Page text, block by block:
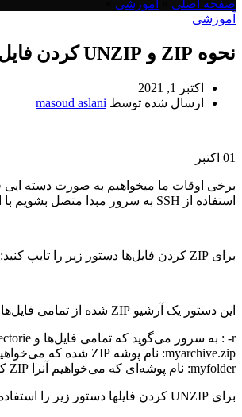
صفحه اصلی آموزشی
آموزشی
نحوه ZIP و UNZIP کردن فایل‌ها درلینوکس
اکتبر 1, 2021
ارسال شده توسط masoud aslani
01 اکتبر
برخی اوقات ما میخواهیم به صورت دسته ایی
استفاده از SSH به سرور مبدا متصل بشویم با استفاده از نرم افزار پوتی ” Putty ” و سپس دستورات زیر را در ترمینال زده :
برای ZIP کردن فایل‌ها دستور زیر را تایپ کنید:
این دستور یک آرشیو ZIP شده از تمامی فایل‌ها و sub directorie ها ایجاد می‌کند.
r- : به سرور می‌گوید که تمامی فایل‌ها و sub directorie را شامل شود.
myarchive.zip: نام پوشه ZIP شده که می‌خواهیم ایجاد کنیم.
myfolder: نام پوشه‌ای که می‌خواهیم آنرا ZIP کنیم.
برای UNZIP کردن فایلها دستور زیر را استفاده نمائید: